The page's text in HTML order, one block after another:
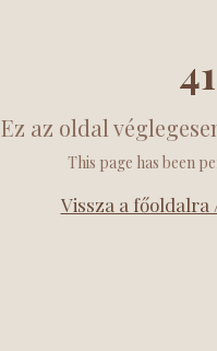
Ez az oldal
This page has been
Vissza a